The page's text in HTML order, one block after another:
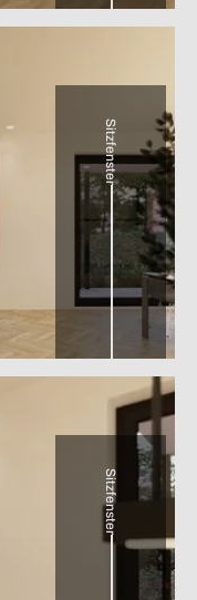
Sitzfenster
Sitzfenster